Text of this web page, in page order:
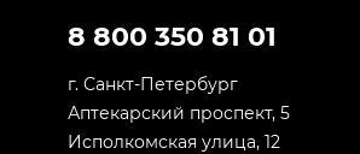
8 800 350 81 01
г. Санкт-Петербург
Аптекарский проспект, 5
Исполкомская улица, 12